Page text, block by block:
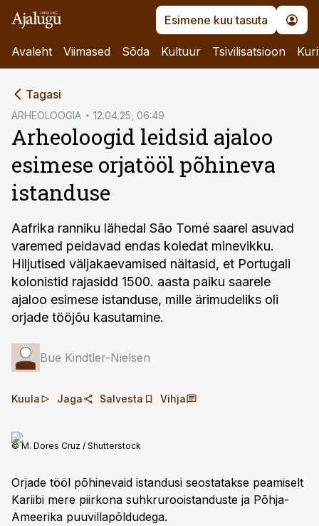
Esimene kuu tasuta
Avaleht Viimased Sõda Kultuur Tsivilisatsioon
Tagasi
ARHEOLOOGIA 12.04.25, 06:49
Arheoloogid leidsid ajaloo
esimese orjatööl põhineva
istanduse
Aafrika ranniku lähedal São Tomé saarel asuvad
varemed peidavad endas koledat minevikku.
Hiljutised väljakaevamised näitasid, et Portugali
kolonistid rajasidd 1500. aasta paiku saarele
ajaloo esimese istanduse, mille ärimudeliks oli
orjade tööjõu kasutamine.
Bue Kindtler-Nielsen
Kuula Jaga Salvesta Vihja
© M. Dores Cruz / Shutterstock
Orjade tööl põhinevaid istandusi seostatakse peamiselt
Kariibi mere piirkona suhkrurooistanduste ja Põhja-
Ameerika puuvillapõldudega.